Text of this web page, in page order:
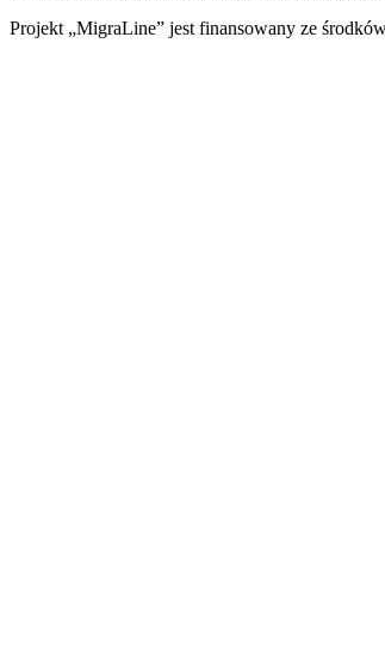
Projekt „MigraLine” jest finansowany ze